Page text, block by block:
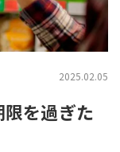
2025.02.05
を過ぎた